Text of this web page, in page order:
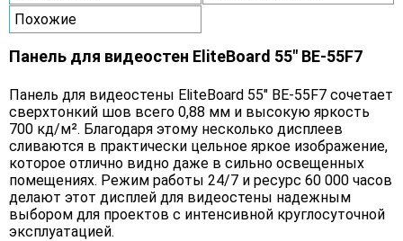
Похожие
Панель для видеостен EliteBoard 55" BE-55F7
Панель для видеостены EliteBoard 55" BE-55F7 сочетает
сверхтонкий шов всего 0,88 мм и высокую яркость
700 кд/м². Благодаря этому несколько дисплеев
сливаются в практически цельное яркое изображение,
которое отлично видно даже в сильно освещенных
помещениях. Режим работы 24/7 и ресурс 60 000 часов
делают этот дисплей для видеостены надежным
выбором для проектов с интенсивной круглосуточной
эксплуатацией.